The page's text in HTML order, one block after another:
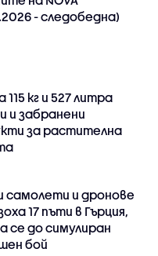
- следобедна)
115 кг и 527 литра
и забранени
за растителна
самолети и дронове
17 пъти в Гърция,
се до симулиран
бой